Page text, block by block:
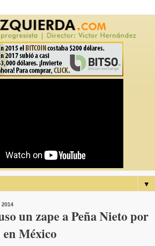
▼
un zape a Peña Nieto por
México